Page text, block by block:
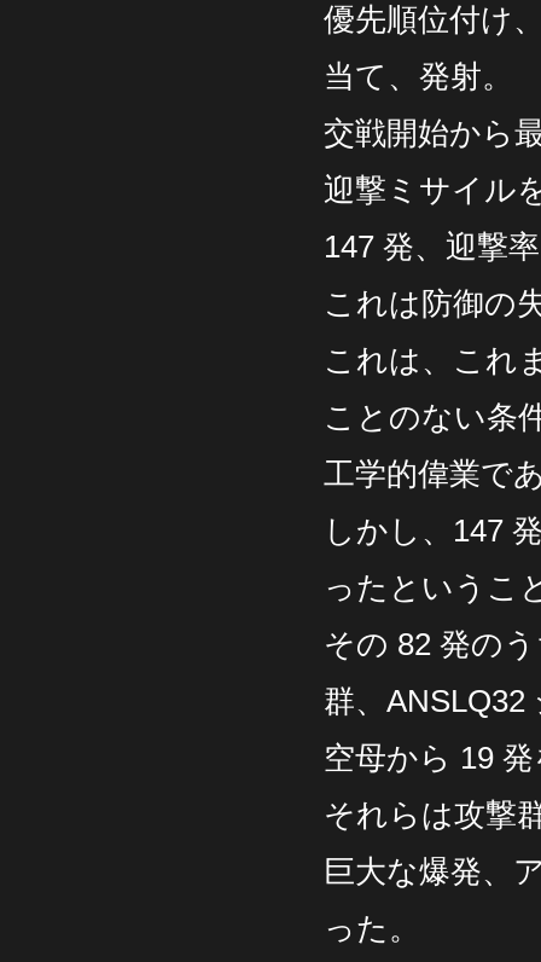
優先順位付け
当て、発射。
交戦開始から
迎撃ミサイル
147 発、迎撃
これは防御の
これは、これ
ことのない条
工学的偉業で
しかし、147
ったというこ
その 82 発の
群、
空母から 19
それらは攻撃
巨大な爆発、
った。